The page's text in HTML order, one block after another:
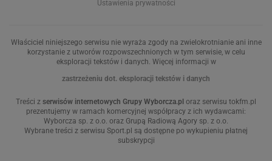
Ustawienia prywatności
Właściciel niniejszego serwisu nie wyraża zgody na zwielokrotnianie ani inne
korzystanie z utworów rozpowszechnionych w tym serwisie, w celu
eksploracji tekstów i danych. Więcej informacji w
zastrzeżeniu dot. eksploracji tekstów i danych
Treści z serwisów internetowych Grupy Wyborcza.pl oraz serwisu tokfm.pl
prezentujemy w ramach komercyjnej współpracy z ich wydawcami:
Wyborcza sp. z o.o. oraz Grupą Radiową Agory sp. z o.o.
Wybrane treści z serwisu Sport.pl są dostępne po wykupieniu płatnej
subskrypcji